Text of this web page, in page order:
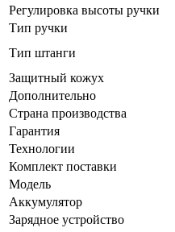
Регулировка высоты ручки
Тип ручки
Тип штанги
Защитный кожух
Дополнительно
Страна производства
Гарантия
Технологии
Комплект поставки
Модель
Аккумулятор
Зарядное устройство